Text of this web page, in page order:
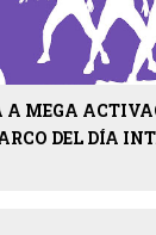
MEGA
DEL DÍA